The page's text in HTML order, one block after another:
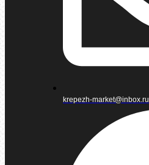
krepezh-market@inbox.ru